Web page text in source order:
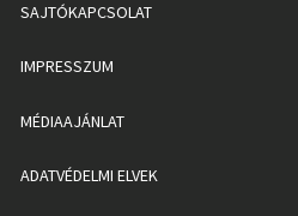
SAJTÓKAPCSOLAT
IMPRESSZUM
MÉDIAAJÁNLAT
ADATVÉDELMI ELVEK